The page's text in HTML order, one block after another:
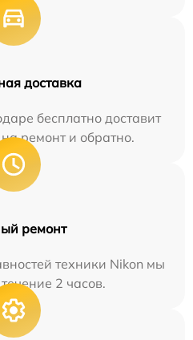
доставка
бесплатно доставит
ремонт и обратно.
ремонт
техники Nikon мы
2 часов.